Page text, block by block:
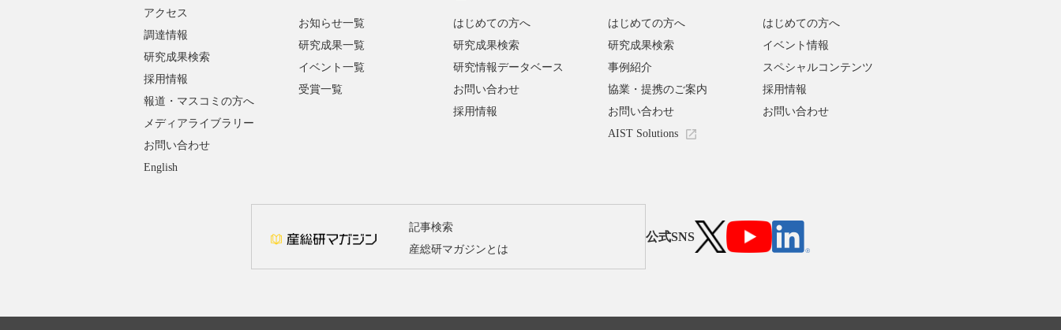
アクセス
調達情報
研究成果検索
採用情報
報道・マスコミの方へ
メディアライブラリー
お問い合わせ
English
お知らせ一覧
研究成果一覧
イベント一覧
受賞一覧
はじめての方へ
研究成果検索
研究情報データベース
お問い合わせ
採用情報
はじめての方へ
研究成果検索
事例紹介
協業・提携のご案内
お問い合わせ
AIST Solutions
はじめての方へ
イベント情報
スペシャルコンテンツ
採用情報
お問い合わせ
記事検索
産総研マガジンとは
公式SNS